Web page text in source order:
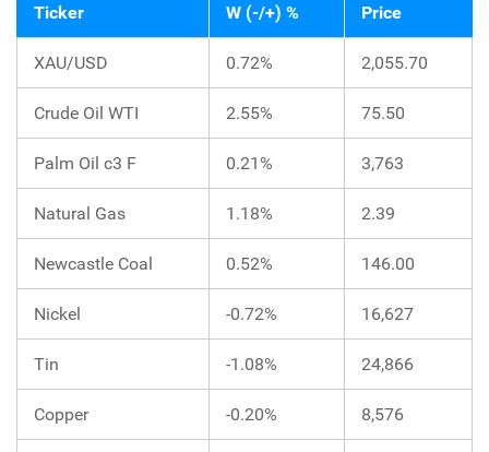
Ticker W (-/+) % Price
XAU/USD 0.72% 2,055.70
Crude Oil WTI 2.55% 75.50
Palm Oil c3 F 0.21% 3,763
Natural Gas 1.18% 2.39
Newcastle Coal 0.52% 146.00
Nickel -0.72% 16,627
Tin -1.08% 24,866
Copper -0.20% 8,576